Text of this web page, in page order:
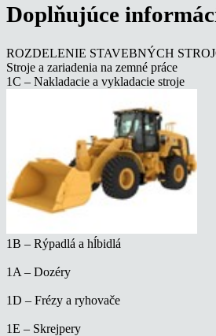
Doplňujúce
ROZDELENIE STAVEBNÝCH
Stroje a zariadenia na zemné práce
1C – Nakladacie a vykladacie stroje
1B – Rýpadlá a hĺbidlá
1A – Dozéry
1D – Frézy a ryhovače
1E – Skrejpery